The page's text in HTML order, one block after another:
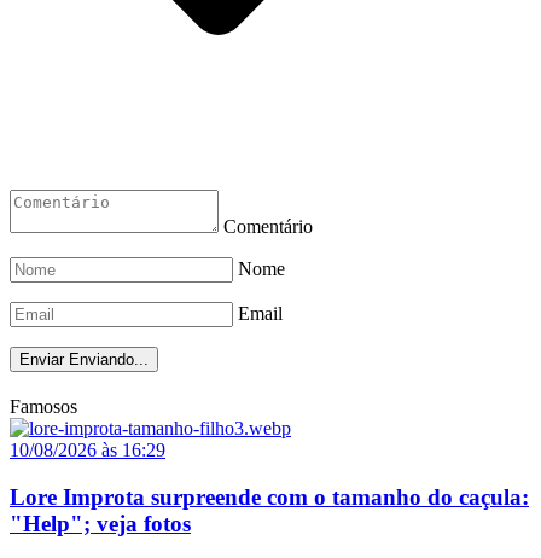
Comentário
Nome
Email
Enviar Enviando...
Famosos
10/08/2026 às 16:29
Lore Improta surpreende com o tamanho do caçula:
"Help"; veja fotos